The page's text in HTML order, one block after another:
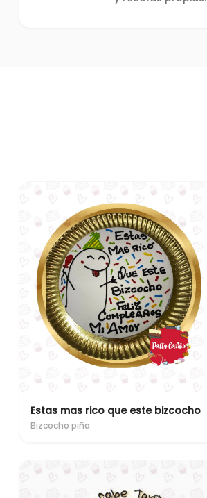
Estas mas rico que este bizcocho
Bizcocho piña